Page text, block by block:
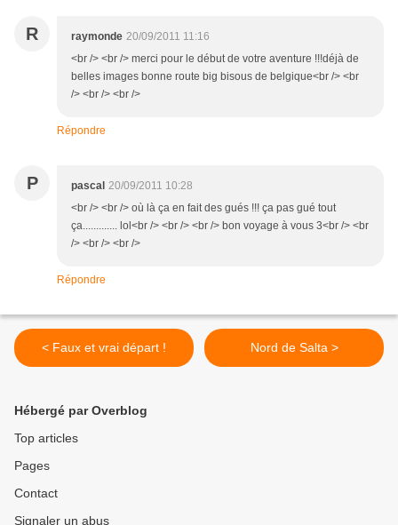
R raymonde 20/09/2011 11:16
<br /> <br /> merci pour le début de votre aventure !!!déjà de
belles images bonne route big bisous de belgique<br /> <br
/> <br /> <br />
Répondre
P pascal 20/09/2011 10:28
<br /> <br /> où là ça en fait des gués !!! ça pas gué tout
ça............. lol<br /> <br /> <br /> bon voyage à vous 3<br /> <br
/> <br /> <br />
Répondre
< Faux et vrai départ ! Nord de Salta >
Hébergé par Overblog
Top articles
Pages
Contact
Signaler un abus